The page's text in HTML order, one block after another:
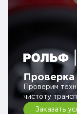
Проверим
чистоту
Заказать